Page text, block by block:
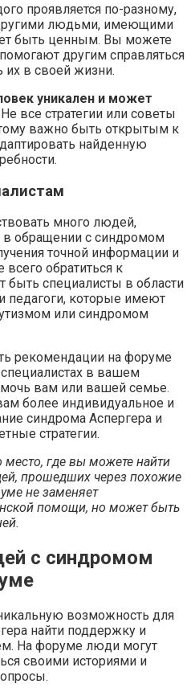
проявляется по-разному,
людьми, имеющими
быть ценным. Вы можете
другим справляться
их в своей жизни.
уникален и может
Не все стратегии или советы
важно быть открытым к
найденную
много людей,
обращении с синдромом
точной информации и
обратиться к
быть специалисты в области
педагоги, которые имеют
или синдромом
рекомендации на форуме
в вашем
вам или вашей семье.
более индивидуальное и
синдрома Аспергера и
стратегии.
где вы можете найти
прошедших через похожие
не заменяет
помощи, но может быть
с синдромом
возможность для
найти поддержку и
На форуме люди могут
своими историями и